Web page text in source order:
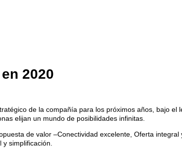
2020
de la compañía para los próximos años, bajo el
elijan un mundo de posibilidades infinitas.
de valor –Conectividad excelente, Oferta
simplificación.